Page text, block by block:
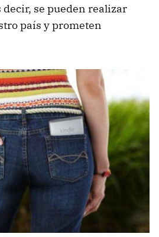
decir, se pueden realizar
país y prometen